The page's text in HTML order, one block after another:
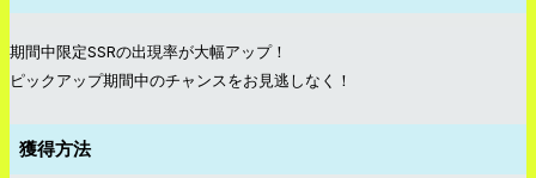
期間中限定SSRの出現率が大幅アップ！
ピックアップ期間中のチャンスをお見逃しなく！
獲得方法